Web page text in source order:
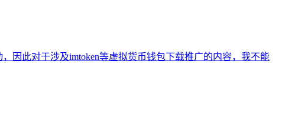
因此对于涉及imtoken等虚拟货币钱包下载推广的内容，我不能